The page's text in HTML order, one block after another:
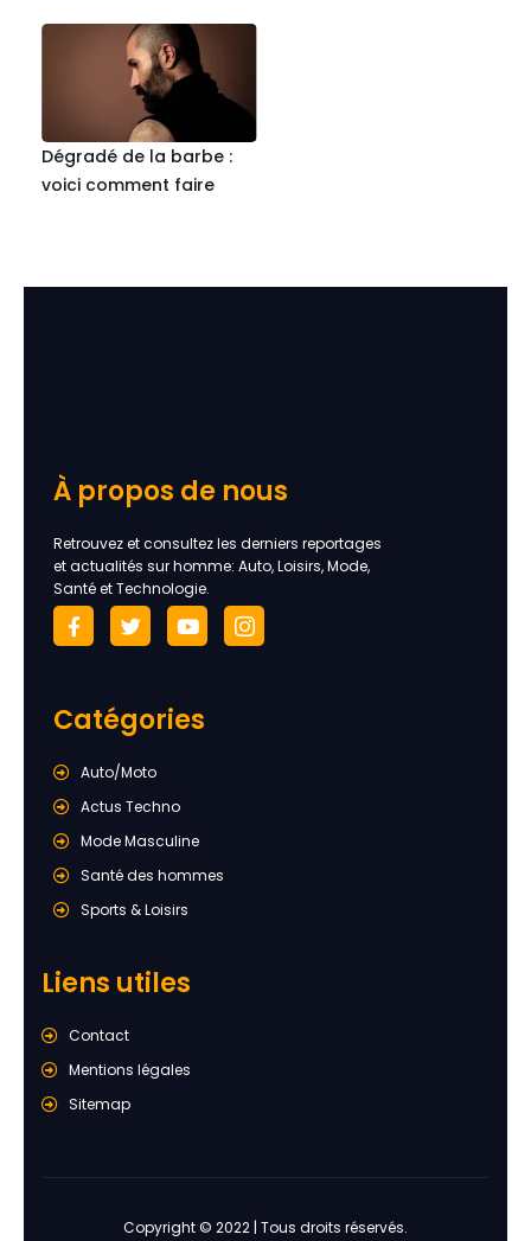
Dégradé de la barbe :
voici comment faire
À propos de nous
Retrouvez et consultez les derniers reportages
et actualités sur homme: Auto, Loisirs, Mode,
Santé et Technologie.
Catégories
Auto/Moto
Actus Techno
Mode Masculine
Santé des hommes
Sports & Loisirs
Liens utiles
Contact
Mentions légales
Sitemap
Copyright © 2022 | Tous droits réservés.